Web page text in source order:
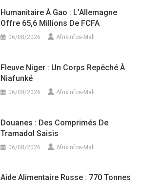
Humanitaire À Gao : L’Allemagne
Offre 65,6 Millions De FCFA
06/08/2026 Afrikinfos-Mali
Fleuve Niger : Un Corps Repêché À
Niafunké
06/08/2026 Afrikinfos-Mali
Douanes : Des Comprimés De
Tramadol Saisis
06/08/2026 Afrikinfos-Mali
Aide Alimentaire Russe : 770 Tonnes